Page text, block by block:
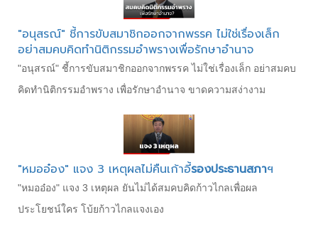
"อนุสรณ์" ชี้การขับสมาชิกออกจากพรรค ไม่ใช่เรื่องเล็ก
อย่าสมคบคิดทำนิติกรรมอำพรางเพื่อรักษาอำนาจ
"อนุสรณ์" ชี้การขับสมาชิกออกจากพรรค ไม่ใช่เรื่องเล็ก อย่าสมคบ
คิดทำนิติกรรมอำพราง เพื่อรักษาอำนาจ ขาดความสง่างาม
"หมออ๋อง" แจง 3 เหตุผลไม่คืนเก้าอี้รองประธานสภาฯ
"หมออ๋อง" แจง 3 เหตุผล ยันไม่ได้สมคบคิดก้าวไกลเพื่อผล
ประโยชน์ใคร โบ้ยก้าวไกลแจงเอง